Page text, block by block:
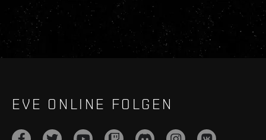
EVE ONLINE FOLGEN